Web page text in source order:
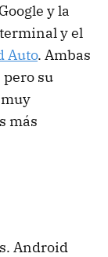
y la
y el
Auto. Ambas
su
más
Android